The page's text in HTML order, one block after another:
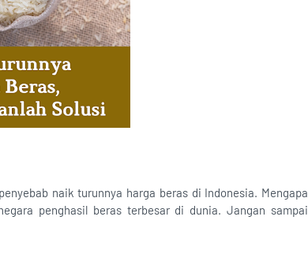
naik turunnya harga beras di Indonesia. Mengapa
penghasil beras terbesar di dunia. Jangan sampai